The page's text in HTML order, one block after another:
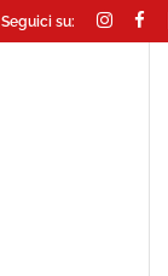
Seguici su: